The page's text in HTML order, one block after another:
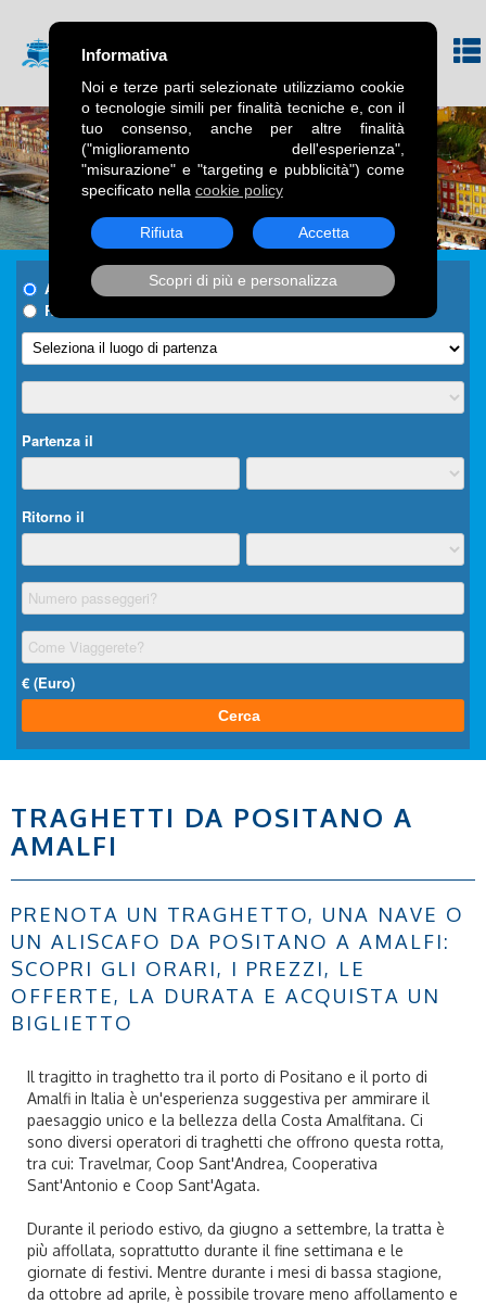
TRAGHETTI DA POSITANO A
AMALFI
PRENOTA UN TRAGHETTO, UNA NAVE O
UN ALISCAFO DA POSITANO A AMALFI:
SCOPRI GLI ORARI, I PREZZI, LE
OFFERTE, LA DURATA E ACQUISTA UN
BIGLIETTO
Il tragitto in traghetto tra il porto di Positano e il porto di
Amalfi in Italia è un'esperienza suggestiva per ammirare il
paesaggio unico e la bellezza della Costa Amalfitana. Ci
sono diversi operatori di traghetti che offrono questa rotta,
tra cui: Travelmar, Coop Sant'Andrea, Cooperativa
Sant'Antonio e Coop Sant'Agata.
Durante il periodo estivo, da giugno a settembre, la tratta è
più affollata, soprattutto durante il fine settimana e le
giornate di festivi. Mentre durante i mesi di bassa stagione,
da ottobre ad aprile, è possibile trovare meno affollamento e
Informativa
Noi e terze parti selezionate utilizziamo cookie
o tecnologie simili per finalità tecniche e, con il
tuo consenso, anche per altre finalità
("miglioramento dell'esperienza",
"misurazione" e "targeting e pubblicità") come
specificato nella cookie policy
Rifiuta Accetta
Scopri di più e personalizza